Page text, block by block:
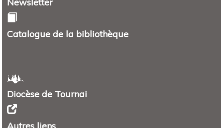
Catalogue de la bibliothèque
Diocèse de Tournai
Autres liens